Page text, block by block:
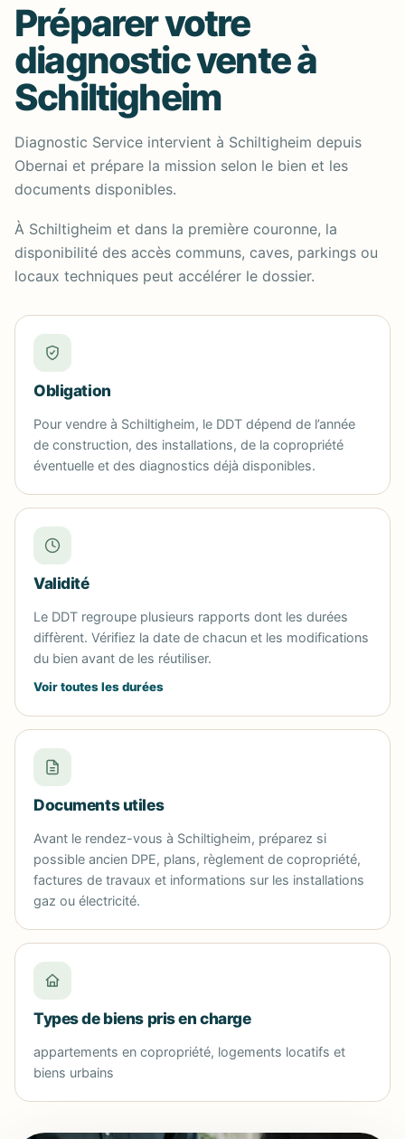
Préparer votre
diagnostic vente à
Schiltigheim
Diagnostic Service intervient à Schiltigheim depuis
Obernai et prépare la mission selon le bien et les
documents disponibles.
À Schiltigheim et dans la première couronne, la
disponibilité des accès communs, caves, parkings ou
locaux techniques peut accélérer le dossier.
Obligation
Pour vendre à Schiltigheim, le DDT dépend de l’année
de construction, des installations, de la copropriété
éventuelle et des diagnostics déjà disponibles.
Validité
Le DDT regroupe plusieurs rapports dont les durées
diffèrent. Vérifiez la date de chacun et les modifications
du bien avant de les réutiliser.
Voir toutes les durées
Documents utiles
Avant le rendez-vous à Schiltigheim, préparez si
possible ancien DPE, plans, règlement de copropriété,
factures de travaux et informations sur les installations
gaz ou électricité.
Types de biens pris en charge
appartements en copropriété, logements locatifs et
biens urbains